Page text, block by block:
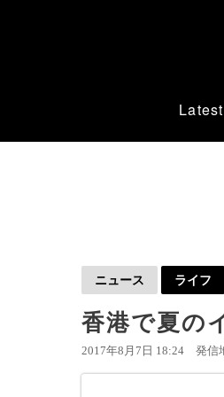
Latest
ニュース ライフ
香港で夏の
2017年8月7日 18:24 発信